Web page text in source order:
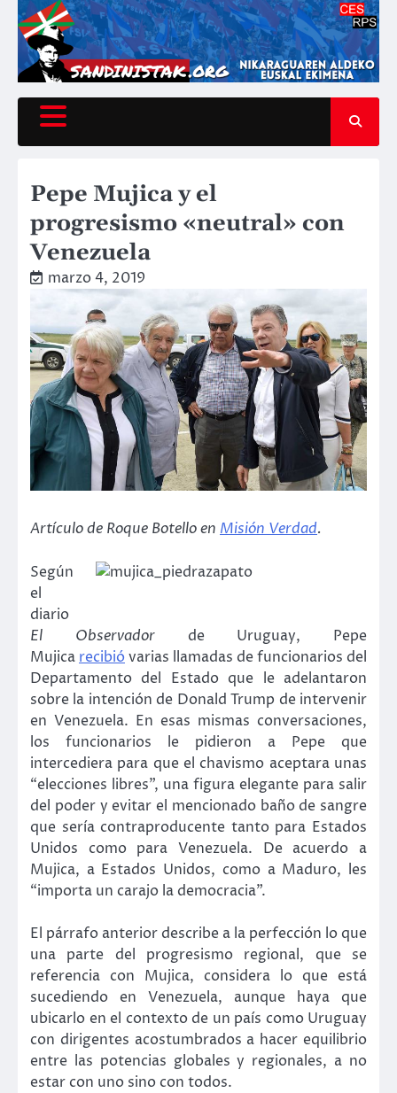
Saltar
contenido
Pepe Mujica y el
progresismo «neutral» con
Venezuela
marzo 4, 2019
Artículo de Roque Botello en Misión Verdad.
Según
el
diario
El Observadorde Uruguay, Pepe
Mujica recibióvarias llamadas de funcionarios del
Departamento del Estado que le adelantaron
sobre la intención de Donald Trump de intervenir
en Venezuela. En esas mismas conversaciones,
los funcionarios le pidieron a Pepe que
intercediera para que el chavismo aceptara unas
“elecciones libres”, una figura elegante para salir
del poder y evitar el mencionado baño de sangre
que sería contraproducente tanto para Estados
Unidos como para Venezuela. De acuerdo a
Mujica, a Estados Unidos, como a Maduro, les
“importa un carajo la democracia”.
El párrafo anterior describe a la perfección lo que
una parte del progresismo regional, que se
referencia con Mujica, considera lo que está
sucediendo en Venezuela, aunque haya que
ubicarlo en el contexto de un país como Uruguay
con dirigentes acostumbrados a hacer equilibrio
entre las potencias globales y regionales, a no
estar con uno sino con todos.